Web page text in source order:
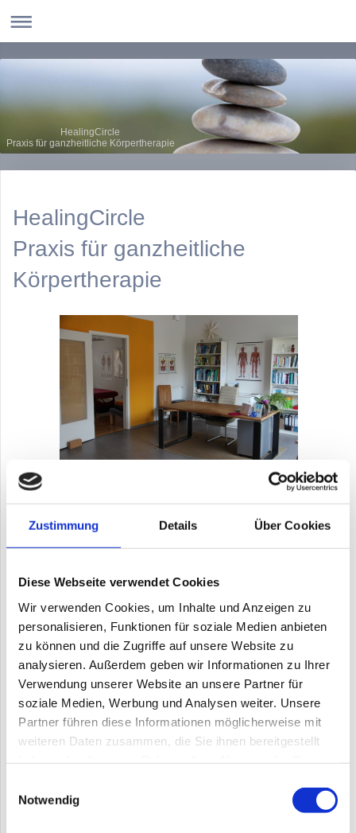
Zustimmung Details Über Cookies
Diese Webseite verwendet Cookies
Wir verwenden Cookies, um Inhalte und Anzeigen zu
personalisieren, Funktionen für soziale Medien anbieten
zu können und die Zugriffe auf unsere Website zu
analysieren. Außerdem geben wir Informationen zu Ihrer
Verwendung unserer Website an unsere Partner für
soziale Medien, Werbung und Analysen weiter. Unsere
Partner führen diese Informationen möglicherweise mit
weiteren Daten zusammen, die Sie ihnen bereitgestellt
Notwendig
HealingCircle
Praxis für ganzheitliche Körpertherapie
HealingCircle
Praxis für ganzheitliche
Körpertherapie
Ich möchte Sie ermutigen und inspirieren neue
Erfahrungen zu machen. Wenn Sie unter Schmerzen,
leiden, dann begrüße ich Sie in meiner Praxis!
Meine Therapiemethode ist die Osteopathie.
Begleitend zu jeder Therapie erhalten Sie Tipps und
Empfehlungen zum
Muskelaufbau und -entspannung
Ernährung,
Stressmanagement
Meine Behandlungsschwerpunkte
akute und chronische Rückenschmerzen
Migräne, Kopf- und Gesichtsschmerzen
Schulter- und Nackenschmerzen
Kaumuskeln, Kiefergelenksbeschwerden (knirschen,
beissen in der Nacht)